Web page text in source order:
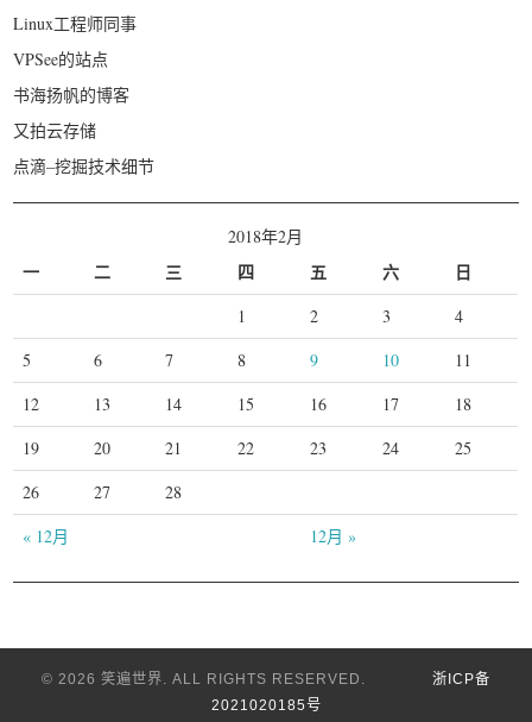
Linux工程师同事
VPSee的站点
书海扬帆的博客
又拍云存储
点滴–挖掘技术细节
2018年2月
一 二 三 四 五 六 日
« 12月 12月 »
1 2 3
4
5
6 7 8 9 10
11
12
13 14 15 16 17
18
19
20 21 22 23 24
25
26
27 28
© 2026 笑遍世界. ALL RIGHTS RESERVED. 浙ICP备
2021020185号